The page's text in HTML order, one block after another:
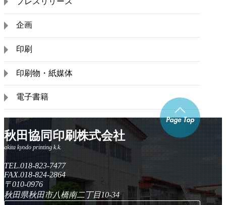
企画
印刷
印刷物・紙媒体
電子書籍
秋田協同印刷株式会社
TEL.018-823-7477
FAX.018-824-2864
〒010-0976
秋田県秋田市八橋南二丁目10-34